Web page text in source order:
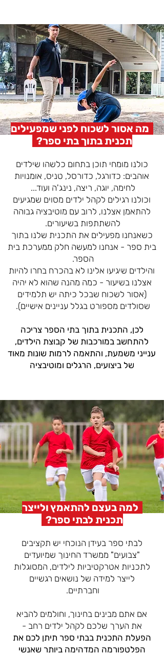
מה אסור לשכוח לפני שמפעילים
תכנית בתוך בתי ספר?
כולנו מומחי תוכן בתחום כלשהו שילדים
אוהבים: כדורגל, כדורסל, טניס, אומנויות
לחימה, יוגה, ריצה, נינג'ה ועוד...
וכולנו רגילים לקהל ילדים מסוים שמגיעים
להתאמן אצלנו, לרוב עם מוטיבציה גבוהה
להשתתפות בשיעורים.
כשאנחנו מפעילים את התכנית שלנו בתוך
בית ספר - אנחנו למעשה חלק ממערכת בית
הספר.
והילדים שיגיעו אלינו לא בהכרח בחרו להיות
אצלנו בשיעור - כמה מהנה שהוא לא יהיה
(אסור לשכוח שבכל כיתה יש תלמידים
שסולדים מספורט בגלל עניינים אישיים).
לכן, התכנית בתוך בתי הספר צריכה
להתחשב במורכבות של קבוצת הילדים,
ענייני משמעת, והתאמה לרמות שונות מאוד
של ביצועים, הרגלים ומוטיבציה
למה בעצם להתאמץ ולייצר
תכנית לבתי ספר?
לבתי ספר בעידן הנוכחי יש תקציבים
"צבועים" ממשרד החינוך שמיועדים
לתכניות אטרקטיביות לילדים, המסוגלות
לייצר למידה של נושאים רגשיים
וחברתיים.
אם אתם מבינים בחינוך, וחולמים להביא
את הערך שלכם לקהל ילדים רחב -
הפעלת התכנית בבתי ספר תיתן לכם את
הפלטפורמה המדהימה ביותר שאנשי